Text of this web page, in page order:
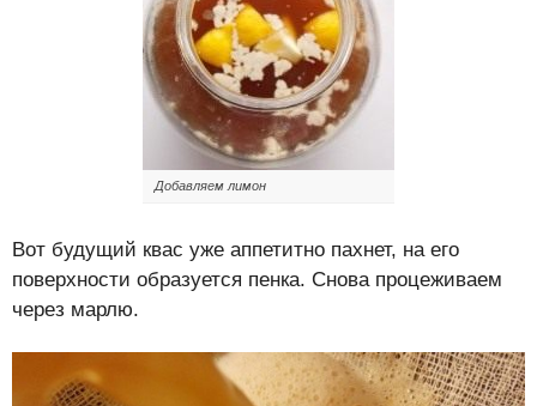
Добавляем лимон
Вот будущий квас уже аппетитно пахнет, на его
поверхности образуется пенка. Снова процеживаем
через марлю.